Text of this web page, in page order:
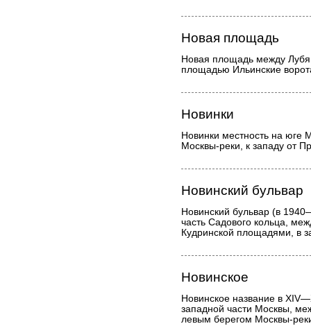
Новая площадь
Новая площадь между
площадью Ильинские
Новинки
Новинки местность на юге
Москвы-реки, к западу от
Новинский бульвар
Новинский бульвар (в
часть Садового кольца,
Кудринской площадями, в
Новинское
Новинское название в
западной части Москвы,
левым берегом Москвы-